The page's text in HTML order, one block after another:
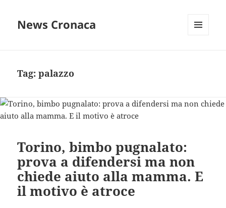
News Cronaca
Tag:palazzo
Torino, bimbo pugnalato:
prova a difendersi ma non
chiede aiuto alla mamma. E
il motivo è atroce